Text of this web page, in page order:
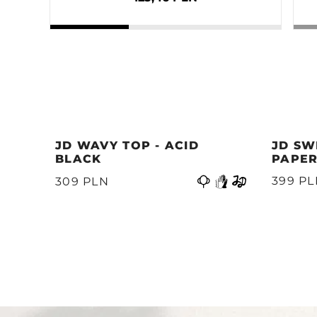
JD WAVY TOP - ACID
BLACK
309 PLN
JD
399
Anterior